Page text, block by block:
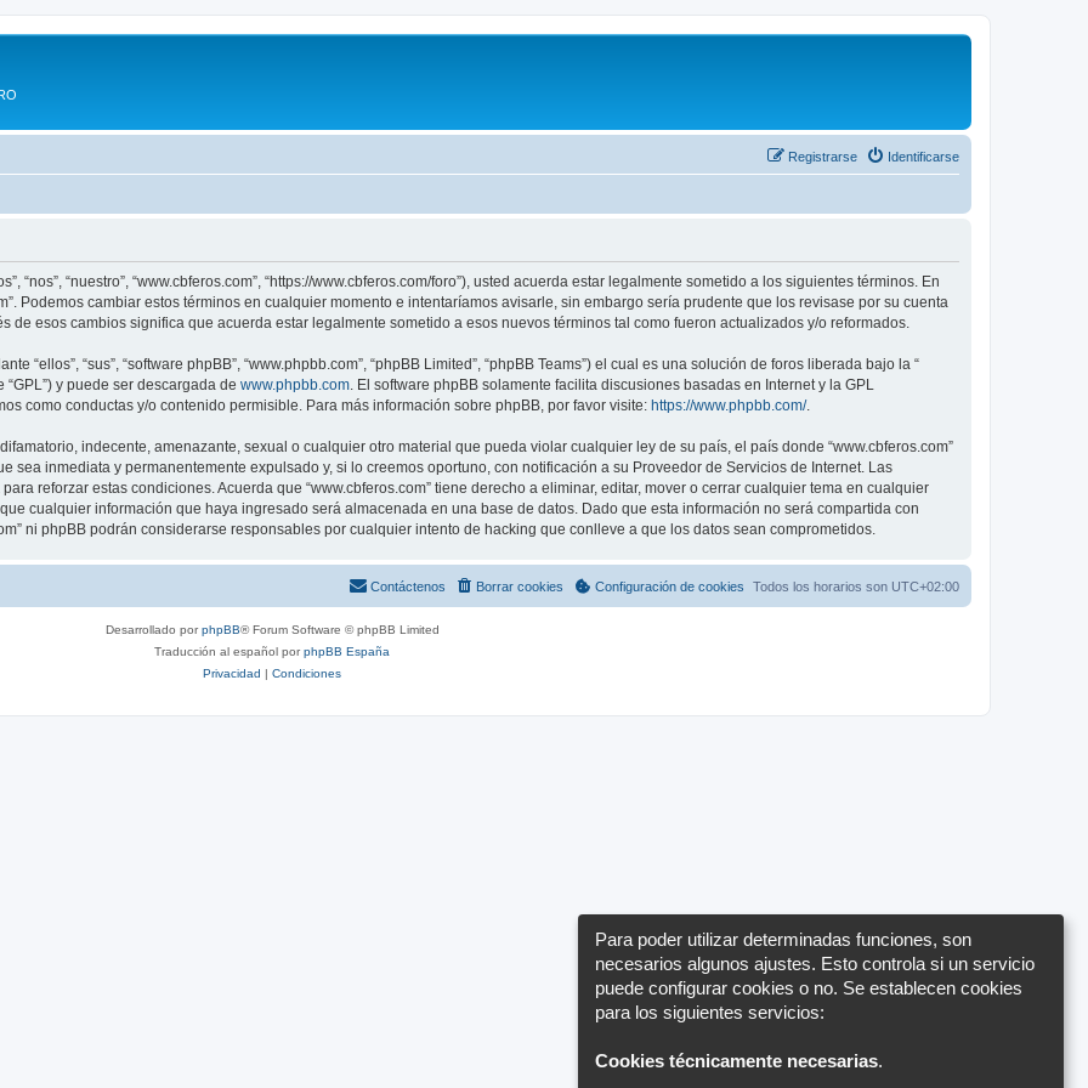
Identificarse
Registrarse
“nos”, “nuestro”, “www.cbferos.com”, “https://www.cbferos.com/foro”), usted acuerda estar legalmente sometido a los siguientes términos. En
Podemos cambiar estos términos en cualquier momento e intentaríamos avisarle, sin embargo sería prudente que los revisase por su cuenta
de esos cambios significa que acuerda estar legalmente sometido a esos nuevos términos tal como fueron actualizados y/o reformados.
“ellos”, “sus”, “software phpBB”, “www.phpbb.com”, “phpBB Limited”, “phpBB Teams”) el cual es una solución de foros liberada bajo la “
“GPL”) y puede ser descargada de www.phpbb.com . El software phpBB solamente facilita discusiones basadas en Internet y la GPL
como conductas y/o contenido permisible. Para más información sobre phpBB, por favor visite: https://www.phpbb.com/.
indecente, amenazante, sexual o cualquier otro material que pueda violar cualquier ley de su país, el país donde “www.cbferos.com”
sea inmediata y permanentemente expulsado y, si lo creemos oportuno, con notificación a su Proveedor de Servicios de Internet. Las
reforzar estas condiciones. Acuerda que “www.cbferos.com” tiene derecho a eliminar, editar, mover o cerrar cualquier tema en cualquier
cualquier información que haya ingresado será almacenada en una base de datos. Dado que esta información no será compartida con
ni phpBB podrán considerarse responsables por cualquier intento de hacking que conlleve a que los datos sean comprometidos.
Todos los horarios son UTC+02:00
Configuración de cookies
Borrar cookies
Contáctenos
Desarrollado porphpBB® Forum Software © phpBB Limited
Traducción al español porphpBB España
Privacidad | Condiciones
Para poder utilizar determinadas funciones, son
necesarios algunos ajustes. Esto controla si un servicio
puede configurar cookies o no. Se establecen cookies
para los siguientes servicios:
Cookies técnicamente necesarias.